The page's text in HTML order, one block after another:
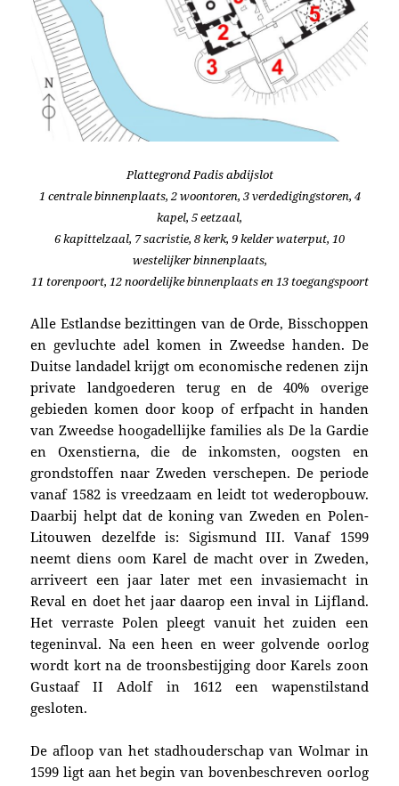
Plattegrond Padis abdijslot
1 centrale binnenplaats, 2 woontoren, 3 verdedigingstoren, 4
kapel, 5 eetzaal,
6 kapittelzaal, 7 sacristie, 8 kerk, 9 kelder waterput, 10
westelijker binnenplaats,
11 torenpoort, 12 noordelijke binnenplaats en 13 toegangspoort
Alle Estlandse bezittingen van de Orde, Bisschoppen
en gevluchte adel komen in Zweedse handen. De
Duitse landadel krijgt om economische redenen zijn
private landgoederen terug en de 40% overige
gebieden komen door koop of erfpacht in handen
van Zweedse hoogadellijke families als De la Gardie
en Oxenstierna, die de inkomsten, oogsten en
grondstoffen naar Zweden verschepen. De periode
vanaf 1582 is vreedzaam en leidt tot wederopbouw.
Daarbij helpt dat de koning van Zweden en Polen-
Litouwen dezelfde is: Sigismund III. Vanaf 1599
neemt diens oom Karel de macht over in Zweden,
arriveert een jaar later met een invasiemacht in
Reval en doet het jaar daarop een inval in Lijfland.
Het verraste Polen pleegt vanuit het zuiden een
tegeninval. Na een heen en weer golvende oorlog
wordt kort na de troonsbestijging door Karels zoon
Gustaaf II Adolf in 1612 een wapenstilstand
gesloten.
De afloop van het stadhouderschap van Wolmar in
1599 ligt aan het begin van bovenbeschreven oorlog